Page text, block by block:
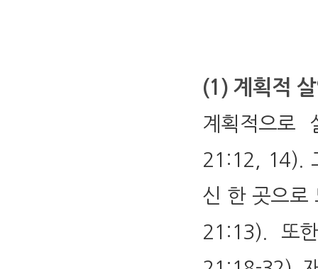
(1) 계획적
계획적으로
21:12, 14).
신 한 곳으로
21:13). 또